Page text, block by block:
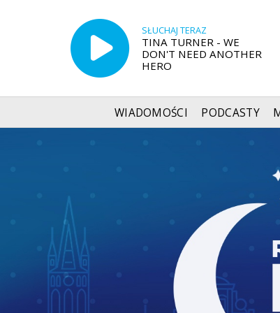
SŁUCHAJ TERAZ
TINA TURNER - WE
DON'T NEED ANOTHER
HERO
WIADOMOŚCI PODCASTY